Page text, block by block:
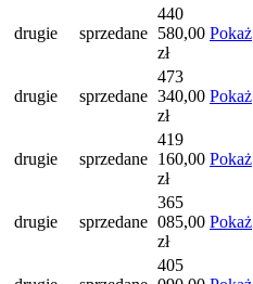
drugie sprzedane
440
580,00
zł
Pokaż
drugie sprzedane
473
340,00
zł
Pokaż
drugie sprzedane
419
160,00
zł
Pokaż
drugie sprzedane
365
085,00
zł
Pokaż
405